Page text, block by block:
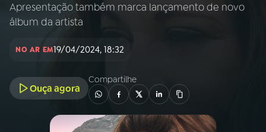
AO VIVO
INÍCIO
A RÁDIO
PROGRAMAÇÃO
Apresentação também marca lançamento de novo
álbum da artista
NO AR EM19/04/2024, 18:32
Ouça agora
Compartilhe